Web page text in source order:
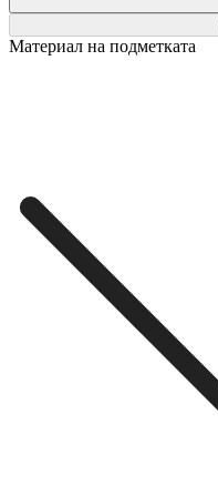
Материал на подметката